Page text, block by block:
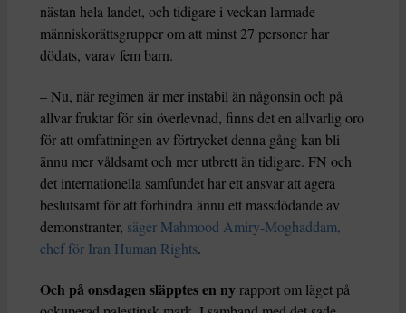
nästan hela landet, och tidigare i veckan larmade
människorättsgrupper om att minst 27 personer har
dödats, varav fem barn.
– Nu, när regimen är mer instabil än någonsin och på
allvar fruktar för sin överlevnad, finns det en allvarlig oro
för att omfattningen av förtrycket denna gång kan bli
ännu mer våldsamt och mer utbrett än tidigare. FN och
det internationella samfundet har ett ansvar att agera
beslutsamt för att förhindra ännu ett massdödande av
demonstranter, säger Mahmood Amiry-Moghaddam,
chef för Iran Human Rights.
Och på onsdagen släpptes en ny rapport om läget på